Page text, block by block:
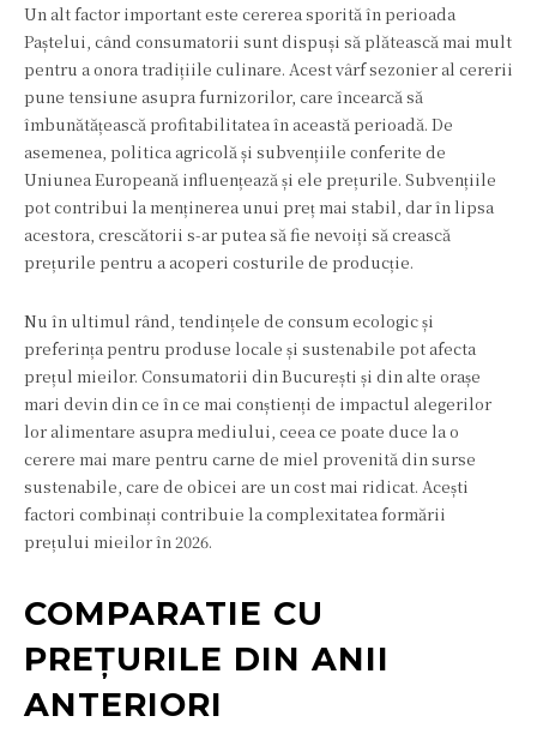
Un alt factor important este cererea sporită în perioada
Paștelui, când consumatorii sunt dispuși să plătească mai mult
pentru a onora tradițiile culinare. Acest vârf sezonier al cererii
pune tensiune asupra furnizorilor, care încearcă să
îmbunătățească profitabilitatea în această perioadă. De
asemenea, politica agricolă și subvențiile conferite de
Uniunea Europeană influențează și ele prețurile. Subvențiile
pot contribui la menținerea unui preț mai stabil, dar în lipsa
acestora, crescătorii s-ar putea să fie nevoiți să crească
prețurile pentru a acoperi costurile de producție.
Nu în ultimul rând, tendințele de consum ecologic și
preferința pentru produse locale și sustenabile pot afecta
prețul mieilor. Consumatorii din București și din alte orașe
mari devin din ce în ce mai conștienți de impactul alegerilor
lor alimentare asupra mediului, ceea ce poate duce la o
cerere mai mare pentru carne de miel provenită din surse
sustenabile, care de obicei are un cost mai ridicat. Acești
factori combinați contribuie la complexitatea formării
prețului mieilor în 2026.
COMPARATIE CU
PREȚURILE DIN ANII
ANTERIORI